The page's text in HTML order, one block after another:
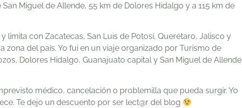
Miguel de Allende, 55 km de Dolores Hidalgo y a 115 km de
y limita con Zacatecas, San Luis de Potosí, Querétaro, Jalisco y
del país. Yo fui en un viaje organizado por Turismo de
Dolores Hidalgo, Guanajuato capital y San Miguel de Allende
médico, cancelación o problemilla que pueda surgir. Yo
Te dejo un descuento por ser lect@r del blog